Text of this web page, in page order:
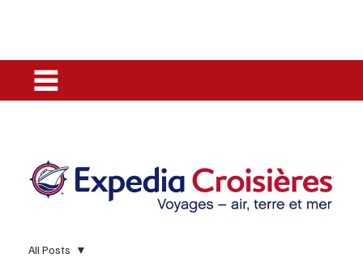
All Posts